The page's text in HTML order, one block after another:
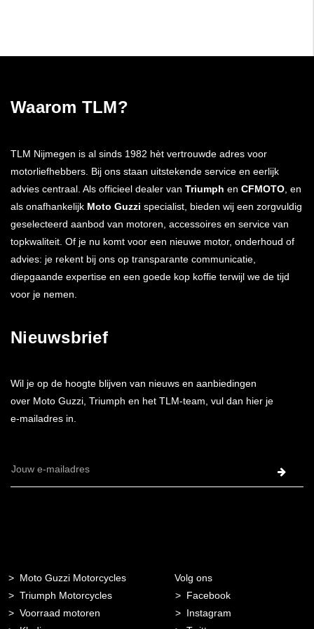
Waarom TLM?
TLM Nijmegen is al sinds 1982 hèt vertrouwde adres voor
motorliefhebbers. Bij ons staan uitstekende service en eerlijk
advies centraal. Als officieel dealer van Triumph en CFMOTO, en
als onafhankelijk Moto Guzzi specialist, bieden wij een zorgvuldig
geselecteerd aanbod van motoren, accessoires en service van
topkwaliteit. Of je nu komt voor een nieuwe motor, onderhoud of
advies: je rekent bij ons op transparante communicatie,
diepgaande expertise en een goede kop koffie terwijl we de tijd
voor je nemen.
Nieuwsbrief
Wil je op de hoogte blijven van nieuws en aanbiedingen
over Moto Guzzi, Triumph en het TLM-team, vul dan hier je
e-mailadres in.
E-
Moto Guzzi Motorcycles
Triumph Motorcycles
Voorraad motoren
Volg ons
Facebook
Instagram